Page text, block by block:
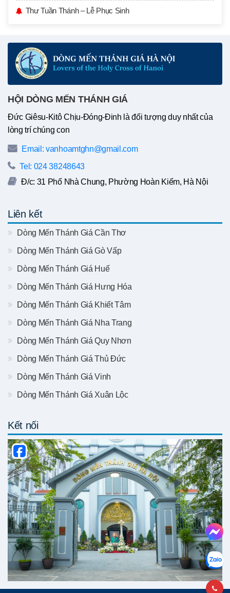
Thư Tuần Thánh – Lễ Phục Sinh
HỘI DÒNG MẾN THÁNH GIÁ
Đức Giêsu-Kitô Chịu-Đóng-Đinh là đối tượng duy nhất của
lòng trí chúng con
Email: vanhoamtghn@gmail.com
Tel: 024 38248643
Đ/c: 31 Phố Nhà Chung, Phường Hoàn Kiếm, Hà Nội
Liên kết
Dòng Mến Thánh Giá Cần Thơ
Dòng Mến Thánh Giá Gò Vấp
Dòng Mến Thánh Giá Huế
Dòng Mến Thánh Giá Hưng Hóa
Dòng Mến Thánh Giá Khiết Tâm
Dòng Mến Thánh Giá Nha Trang
Dòng Mến Thánh Giá Quy Nhơn
Dòng Mến Thánh Giá Thủ Đức
Dòng Mến Thánh Giá Vinh
Dòng Mến Thánh Giá Xuân Lộc
Kết nối